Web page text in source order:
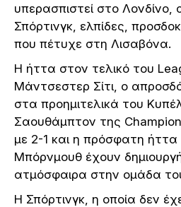
υπερασπιστεί στο Λονδίνο,
Σπόρτινγκ, ελπίδες,
που πέτυχε στη Λισαβόνα.
Η ήττα στον τελικό του
Μάντσεστερ Σίτι, ο
στα προημιτελικά του
Σαουθάμπτον της
με 2-1 και η πρόσφατη
Μπόρνμουθ έχουν
ατμόσφαιρα στην ομάδα
H Σπόρτινγκ, η οποία δεν